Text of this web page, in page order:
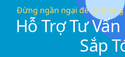
Đừng ngần ngại để lại
Hỗ Trợ Tư
Sắp